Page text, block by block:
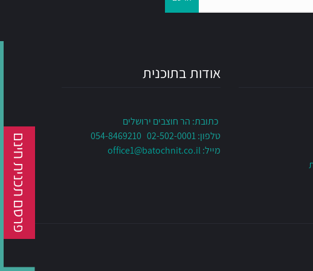
פרסם תכנית חינם
אודות בתוכנית
כתובת: הר חוצבים ירושלים
טלפון: 02-502-0001 054-8469210
מייל:office1@batochnit.co.il